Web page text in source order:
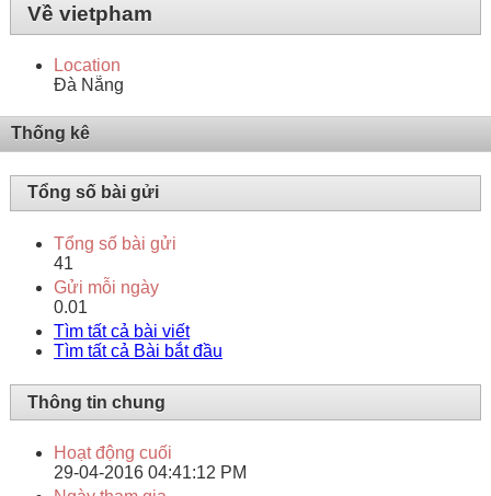
Về vietpham
Location
Đà Nẵng
Thống kê
Tổng số bài gửi
Tổng số bài gửi
41
Gửi mỗi ngày
0.01
Tìm tất cả bài viết
Tìm tất cả Bài bắt đầu
Thông tin chung
Hoạt động cuối
29-04-2016 04:41:12 PM